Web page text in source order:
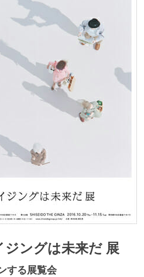
ジングは未来だ 展
する展覧会